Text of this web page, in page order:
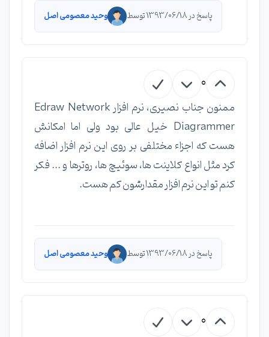
پاسخ در 1393/06/18 توسط وحید معصومی اصل
0
ممنون جناب نصیری، نرم افزار Edraw Network
Diagrammer خیل عالی بود ولی اما امکانش
هست که اجزاء مختلفی بر روی این نرم افزار اضافه
کرد مثل انواع کلاینت ها، سوئیچ ها، روترها و ... فکر
کنم تو این نرم افزار مقدارشون کم هست.
پاسخ در 1393/06/18 توسط وحید معصومی اصل
0